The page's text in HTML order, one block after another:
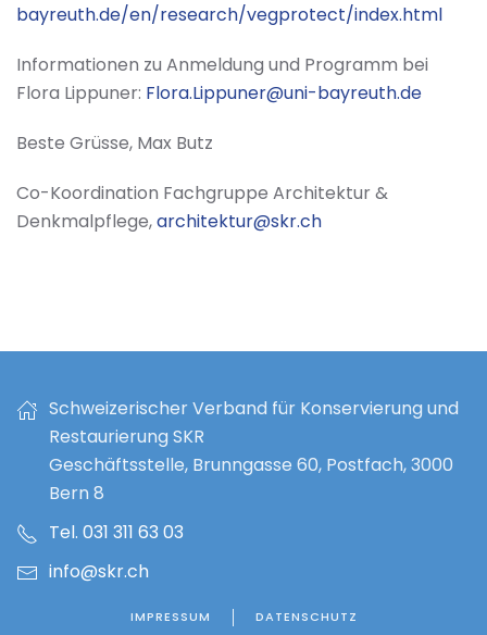
bayreuth.de/en/research/vegprotect/index.html
Informationen zu Anmeldung und Programm bei
Flora Lippuner: Flora.Lippuner@uni-bayreuth.de
Beste Grüsse, Max Butz
Co-Koordination Fachgruppe Architektur &
Denkmalpflege,architektur@skr.ch
Schweizerischer Verband für Konservierung und
Restaurierung SKR
Geschäftsstelle, Brunngasse 60, Postfach, 3000
Bern 8
Tel. 031 311 63 03
info@skr.ch
IMPRESSUM DATENSCHUTZ